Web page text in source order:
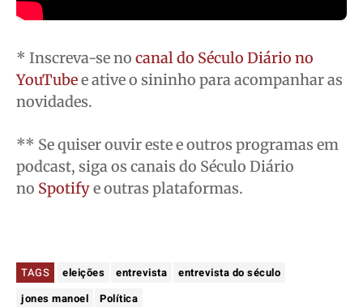
Privacidade
Privacidade
Privacidade
Privacidade
* Inscreva-se no canal do Século Diário no
YouTubee ative o sininho para acompanhar as
novidades.
** Se quiser ouvir este e outros programas em
podcast, siga os canais do Século Diário
no Spotifye outras plataformas.
TAGS eleições entrevista
entrevista do século
jones manoel
Política